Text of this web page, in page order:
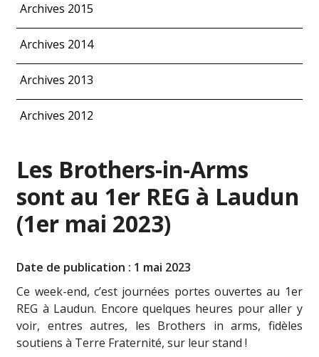
Archives 2015
Archives 2014
Archives 2013
Archives 2012
Les Brothers-in-Arms
sont au 1er REG à Laudun
(1er mai 2023)
Date de publication : 1 mai 2023
Ce week-end, c’est journées portes ouvertes au 1er
REG à Laudun. Encore quelques heures pour aller y
voir, entres autres, les Brothers in arms, fidèles
soutiens à Terre Fraternité, sur leur stand !